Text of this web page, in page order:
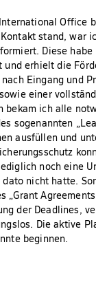
Office
stand, war
Diese
und erhielt die
Eingang und
einer
bekam ich alle
sogenannten
ausfüllen und
noch eine
nicht hatte.
„Grant
der Deadlines,
Die aktive
beginnen.